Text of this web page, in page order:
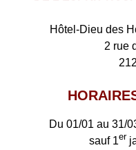
​Hôtel-Dieu des
2 rue
Du 01/01 au 31/
sauf 1er